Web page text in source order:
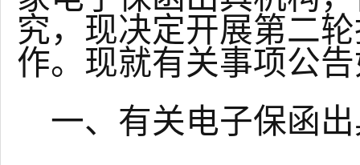
究，现决定开展第二
作。现就有关事项公
一、有关电子保函